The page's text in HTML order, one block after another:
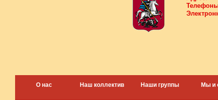
О нас Наш коллектив Наши группы Мы и